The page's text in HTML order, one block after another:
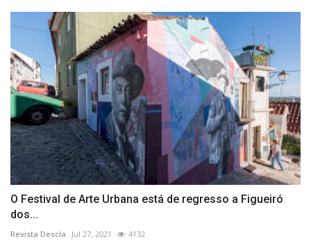
O Festival de Arte Urbana está de regresso a Figueiró
dos...
Revista Descla Jul 27, 2021 4132